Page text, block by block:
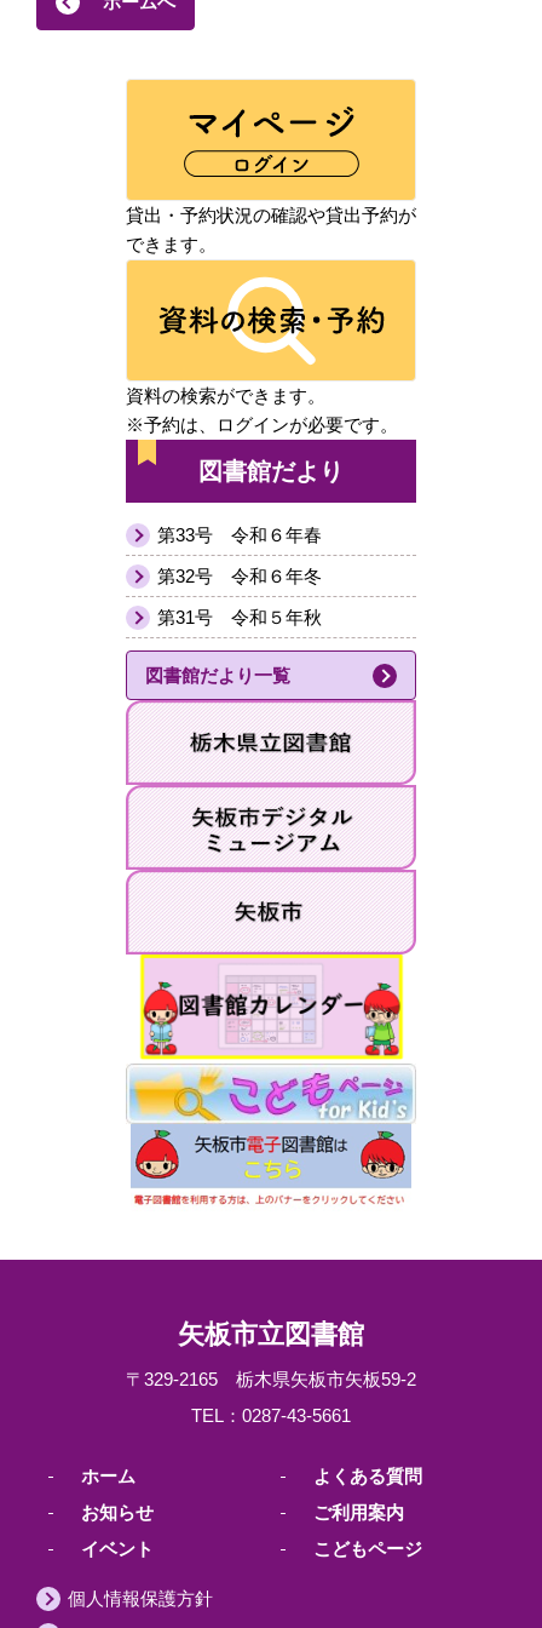
貸出・予約状況の確認や貸出予約が
できます。
資料の検索ができます。
※予約は、ログインが必要です。
図書館だより
第33号 令和６年春
第32号 令和６年冬
第31号 令和５年秋
図書館だより一覧
矢板市立図書館
〒329-2165 栃木県矢板市矢板59-2
TEL：0287-43-5661
ホーム
お知らせ
イベント
よくある質問
ご利用案内
こどもページ
個人情報保護方針